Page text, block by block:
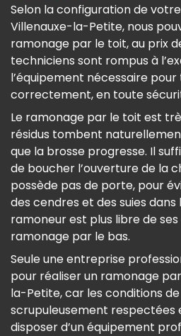
Selon la configuration de
Villenauxe-la-Petite, nous
ramonage par le toit, au prix
techniciens sont rompus à
l’équipement nécessaire
correctement, en toute
Le ramonage par le toit est
résidus tombent
que la brosse progresse. Il
de boucher l’ouverture de la
possède pas de porte, pour
des cendres et des suies dans
ramoneur est plus libre de
ramonage par le bas.
Seule une entreprise
pour réaliser un ramonage
la-Petite, car les conditions
scrupuleusement respectées
disposer d’un équipement